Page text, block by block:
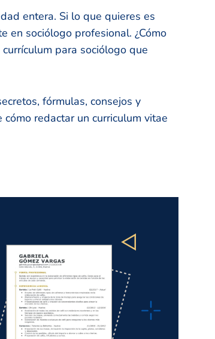
entera. Si lo que quieres es
en sociólogo profesional. ¿Cómo
para sociólogo que
fórmulas, consejos y
redactar un curriculum vitae